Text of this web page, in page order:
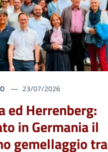
23/07/2026
ed Herrenberg:
in Germania il
gemellaggio tra